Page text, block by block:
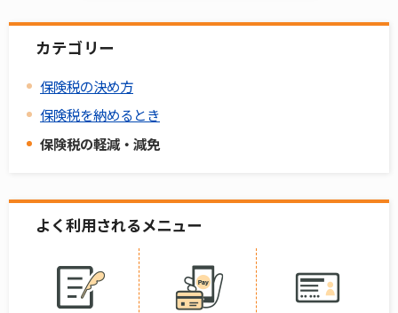
カテゴリー
保険税の決め方
保険税を納めるとき
保険税の軽減・減免
よく利用されるメニュー